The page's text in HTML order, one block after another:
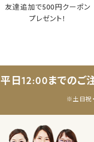
友達追加で500円クーポン
プレゼント！
平日12:00までのご
※土日祝